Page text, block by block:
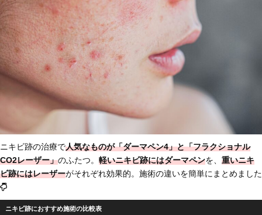
ニキビ跡の治療で人気なものが「ダーマペン4」と「フラクショナル
CO2レーザー」のふたつ。 軽いニキビ跡にはダーマペンを、 重いニキ
ビ跡にはレーザーがそれぞれ効果的。施術の違いを簡単にまとめました
ニキビ跡におすすめ施術の比較表